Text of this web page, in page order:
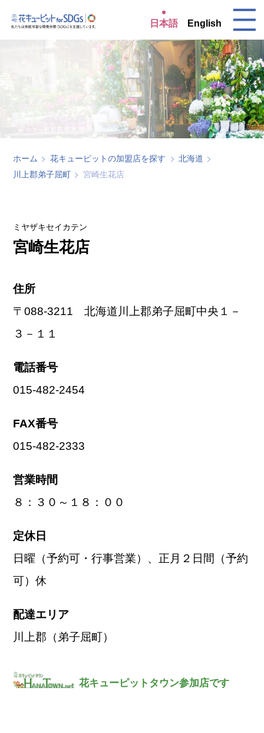
日本語 English
ホーム 花キューピットの加盟店を探す
北海道
川上郡弟子屈町
宮崎生花店
ミヤザキセイカテン
宮崎生花店
住所
〒088-3211 北海道川上郡弟子屈町中央１－
３－１１
電話番号
015-482-2454
FAX番号
015-482-2333
営業時間
８：３０～１８：００
定休日
日曜（予約可・行事営業）、正月２日間（予約
可）休
配達エリア
川上郡（弟子屈町）
花キューピットタウン参加店です